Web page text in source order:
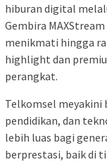
hiburan digital
Gembira
menikmati hingga
highlight dan
perangkat.
Telkomsel meyakini
pendidikan, dan
lebih luas bagi
berprestasi, baik di